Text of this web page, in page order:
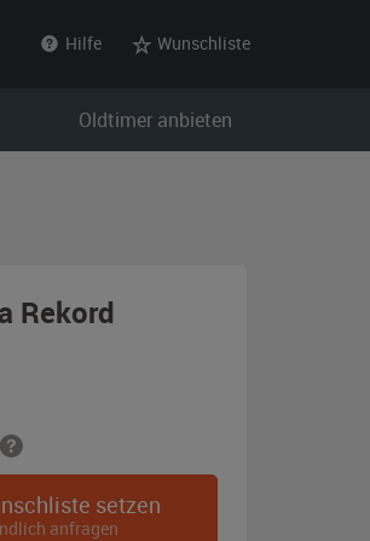
Hilfe Wunschliste
Oldtimer anbieten
Rekord
setzen
anfragen